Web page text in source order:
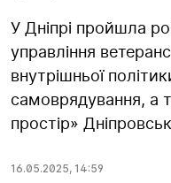
У Дніпрі пройшла
управління
внутрішньої
самоврядування, а
простір»
16.05.2025, 14:59